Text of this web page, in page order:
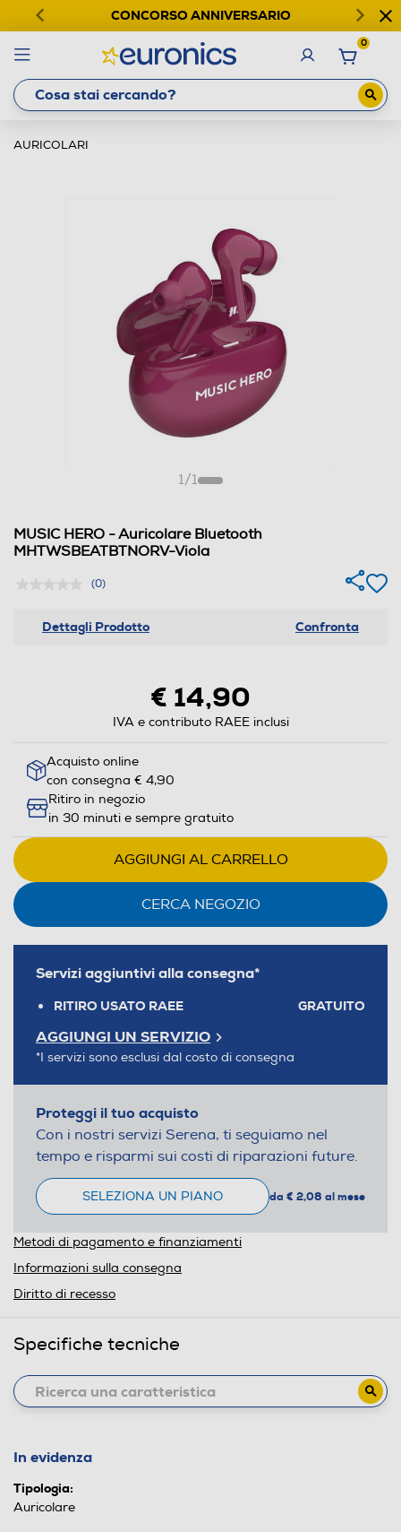
CONCORSO ANNIVERSARIO
0
AURICOLARI
1/1
MUSIC HERO - Auricolare Bluetooth
MHTWSBEATBTNORV-Viola
(0)
Dettagli Prodotto Confronta
€ 14,90
IVA e contributo RAEE inclusi
Acquisto online
con consegna € 4,90
Ritiro in negozio
in 30 minuti e sempre gratuito
AGGIUNGI AL CARRELLO
CERCA NEGOZIO
Servizi aggiuntivi alla consegna*
RITIRO USATO RAEE GRATUITO
AGGIUNGI UN SERVIZIO
*I servizi sono esclusi dal costo di consegna
Proteggi il tuo acquisto
Con i nostri servizi Serena, ti seguiamo nel
tempo e risparmi sui costi di riparazioni future.
SELEZIONA UN PIANO da € 2,08 al mese
Metodi di pagamento e finanziamenti
Informazioni sulla consegna
Diritto di recesso
Specifiche tecniche
In evidenza
Tipologia:
Auricolare